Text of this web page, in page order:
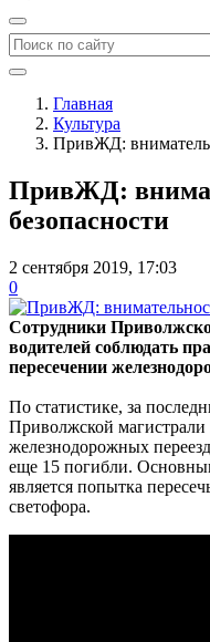
Главная
Культура
ПривЖД:
ПривЖД:
безопасности
2 сентября 2019, 17:03
0
Сотрудники
водителей соблюдать
пересечении
По статистике, за
Приволжской магистрали
железнодорожных
еще 15 погибли.
является попытка
светофора.